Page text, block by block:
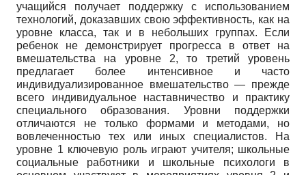
учащийся получает поддержку с использованием
технологий, доказавших свою эффективность, как на
уровне класса, так и в небольших группах. Если
ребенок не демонстрирует прогресса в ответ на
вмешательства на уровне 2, то третий уровень
предлагает более интенсивное и часто
индивидуализированное вмешательство — прежде
всего индивидуальное наставничество и практику
специального образования. Уровни поддержки
отличаются не только формами и методами, но
вовлеченностью тех или иных специалистов. На
уровне 1 ключевую роль играют учителя; школьные
социальные работники и школьные психологи в